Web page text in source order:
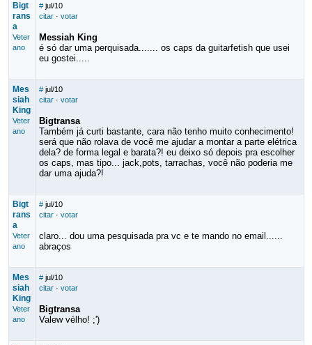
Bigt
rans
a
Veter
ano
# jul/10
citar· votar
Messiah King
é só dar uma perquisada....... os caps da guitarfetish que usei
eu gostei.....
Mes
siah
King
Veter
ano
# jul/10
citar· votar
Bigtransa
Também já curti bastante, cara não tenho muito conhecimento!
será que não rolava de você me ajudar a montar a parte elétrica
dela? de forma legal e barata?! eu deixo só depois pra escolher
os caps, mas tipo... jack,pots, tarrachas, você não poderia me
dar uma ajuda?!
Bigt
rans
a
Veter
ano
# jul/10
citar· votar
claro... dou uma pesquisada pra vc e te mando no email......
abraços
Mes
siah
King
Veter
ano
# jul/10
citar· votar
Bigtransa
Valew vélho! ;')